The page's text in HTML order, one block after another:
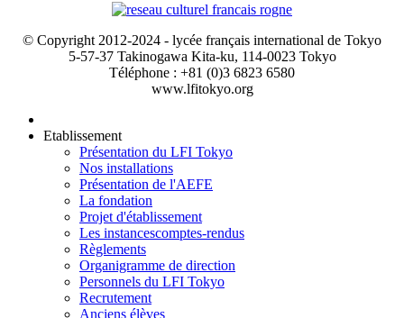
© Copyright 2012-2024 - lycée français international de Tokyo
5-57-37 Takinogawa Kita-ku, 114-0023 Tokyo
Téléphone : +81 (0)3 6823 6580
www.lfitokyo.org
Etablissement
Présentation du LFI Tokyo
Nos installations
Présentation de l'AEFE
La fondation
Projet d'établissement
Les instancescomptes-rendus
Règlements
Organigramme de direction
Personnels du LFI Tokyo
Recrutement
Anciens élèves